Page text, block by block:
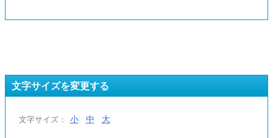
文字サイズを変更する
文字サイズ： 小 中 大